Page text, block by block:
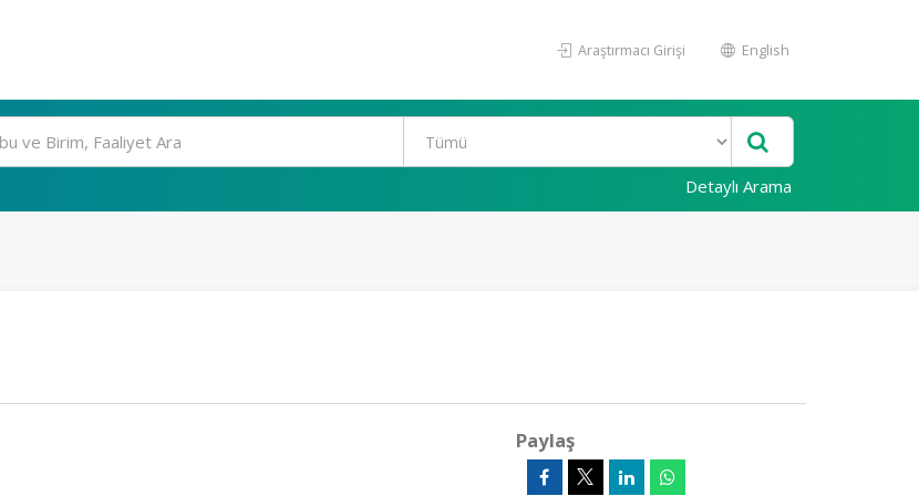
Araştırmacı Girişi English
Detaylı Arama
Paylaş